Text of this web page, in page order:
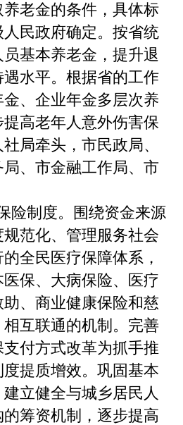
老金的条件，具体标
民政府确定。按省统
基本养老金，提升退
水平。根据省的工作
、企业年金多层次养
高老年人意外伤害保
局牵头，市民政局、
、市金融工作局、市
险制度。围绕资金来源
范化、管理服务社会
全民医疗保障体系，
保、大病保险、医疗
、商业健康保险和慈
互联通的机制。完善
付方式改革为抓手推
提质增效。巩固基本
立健全与城乡居民人
筹资机制，逐步提高